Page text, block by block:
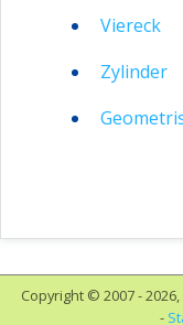
Viereck
Zylinder
Copyright © 2007 -
-